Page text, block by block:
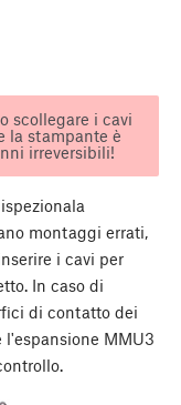
scollegare i cavi
la stampante è
irreversibili!
montaggi errati,
i cavi per
In caso di
di contatto dei
MMU3